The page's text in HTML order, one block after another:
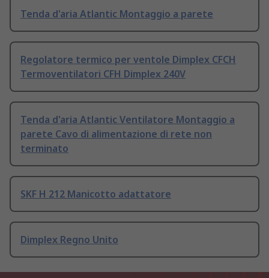
Tenda d'aria Atlantic Montaggio a parete
Regolatore termico per ventole Dimplex CFCH
Termoventilatori CFH Dimplex 240V
Tenda d'aria Atlantic Ventilatore Montaggio a
parete Cavo di alimentazione di rete non
terminato
SKF H 212 Manicotto adattatore
Dimplex Regno Unito